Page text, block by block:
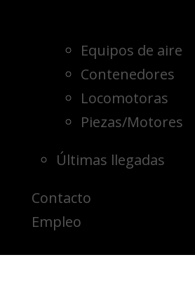
Equipos de aire
Contenedores
Locomotoras
Piezas/Motores
Últimas llegadas
Contacto
Empleo